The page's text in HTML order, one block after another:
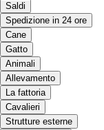
Saldi
Spedizione in 24 ore
Cane
Gatto
Animali
Allevamento
La fattoria
Cavalieri
Strutture esterne